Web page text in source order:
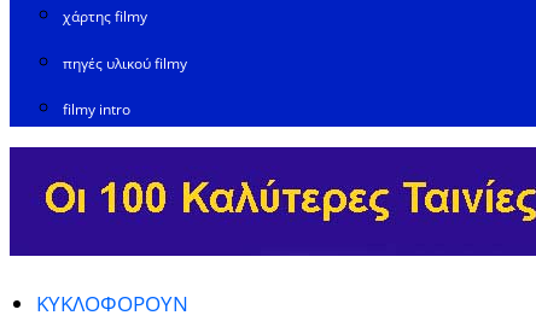
χάρτης filmy
πηγές υλικού filmy
filmy intro
ΚΥΚΛΟΦΟΡΟΥΝ